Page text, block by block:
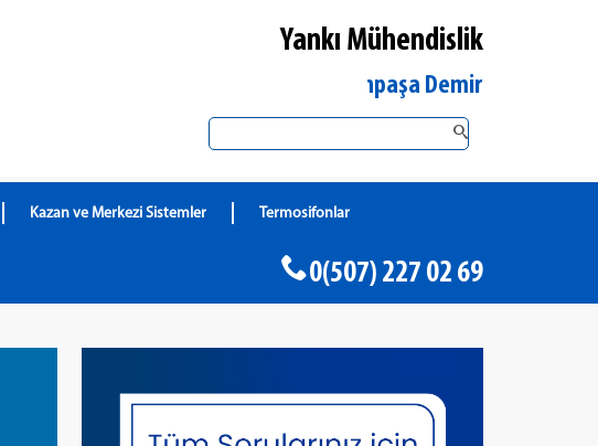
Yankı Mühendislik
İstanbul Gaziosmanpaşa DemirDöküm Yetkili
Kazan ve Merkezi Sistemler Termosifonlar
0(507) 227 02 69